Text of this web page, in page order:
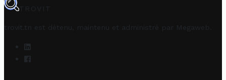
TROVIT
trovit.tn est détenu, maintenu et administré par Megaweb